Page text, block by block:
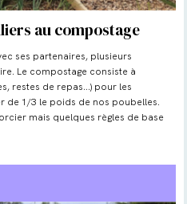
au compostage
ses partenaires, plusieurs
Le compostage consiste à
restes de repas…) pour les
de 1/3 le poids de nos poubelles.
mais quelques règles de base